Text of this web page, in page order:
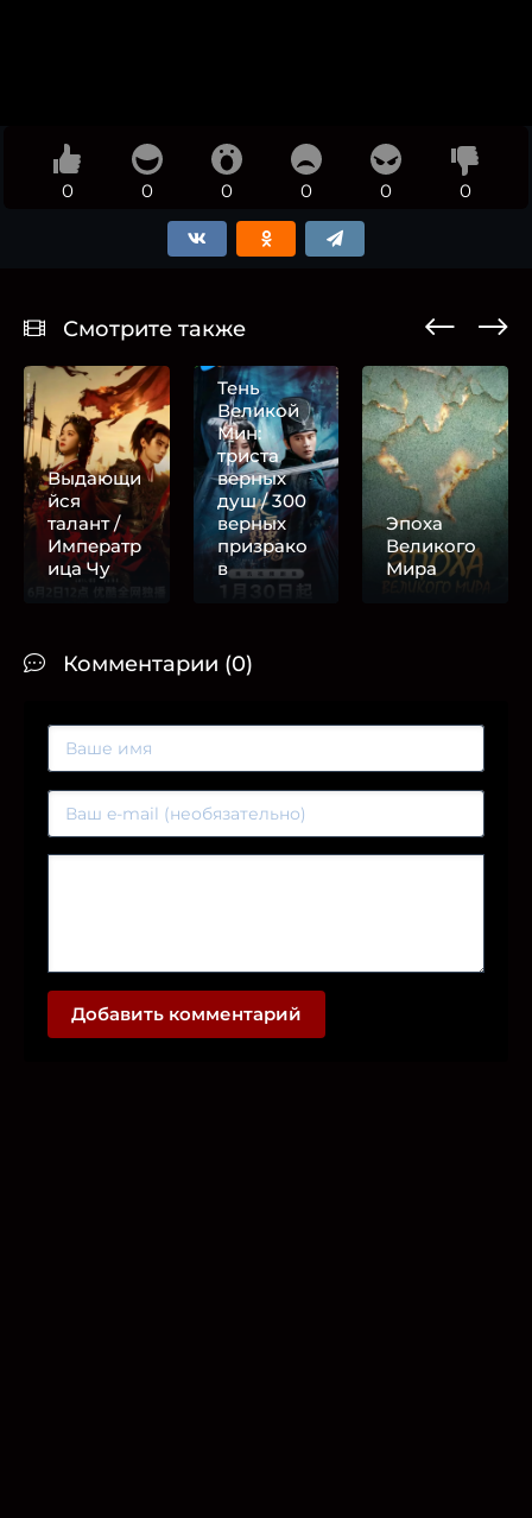
0 0 0 0 0 0
Смотрите также
Выдающи
йся
талант /
Императр
ица Чу
Тень
Великой
Мин:
триста
верных
душ / 300
верных
призрако
в
Эпоха
Великого
Мира
Комментарии (0)
Добавить комментарий